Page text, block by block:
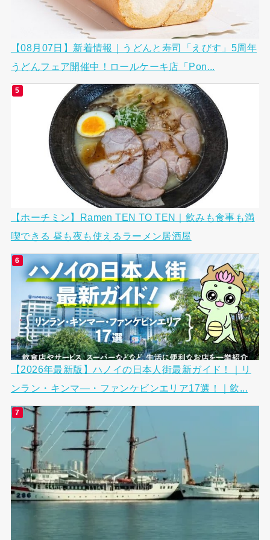
【08月07日】新着情報｜うどんと寿司「えびす」5周年
うどんフェア開催中！ロールケーキ店「Pon...
【ホーチミン】Ramen TEN TO TEN｜飲みも食事も満
喫できる 昼も夜も使えるラーメン居酒屋
【2026年最新版】ハノイの日本人街最新ガイド！｜リ
ンラン・キンマ―・ファンケビンエリア17選！｜飲...